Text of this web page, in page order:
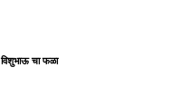
विशुभाऊ चा फळा